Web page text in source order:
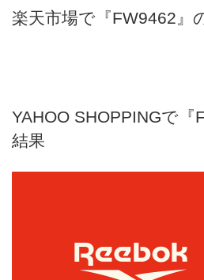
楽天市場で『FW9462』
YAHOO SHOPPINGで『
結果